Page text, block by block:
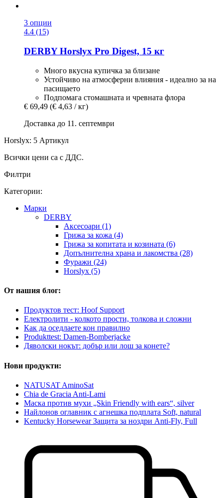
3 опции
4.4 (15)
DERBYHorslyx Pro Digest, 15 кг
Много вкусна купичка за близане
Устойчиво на атмосферни влияния - идеално за на
пасищаето
Подпомага стомашната и чревната флора
€ 69,49 (€ 4,63 / кг)
Доставка до 11. септември
Horslyx: 5 Артикул
Всички цени са с ДДС.
Филтри
Категории:
Марки
DERBY
Аксесоари (1)
Грижа за кожа (4)
Грижа за копитата и козината (6)
Допълнителна храна и лакомства (28)
Фуражи (24)
Horslyx (5)
От нашия блог:
Продуктов тест: Hoof Support
Електролити - колкото прости, толкова и сложни
Как да оседлаете кон правилно
Produkttest: Damen-Bomberjacke
Дяволски нокът: добър или лош за конете?
Нови продукти:
NATUSAT AminoSat
Chia de Gracia Anti-Lami
Маска против мухи „Skin Friendly with ears“, silver
Найлонов оглавник с агнешка подплата Soft, natural
Kentucky Horsewear Защита за ноздри Anti-Fly, Full